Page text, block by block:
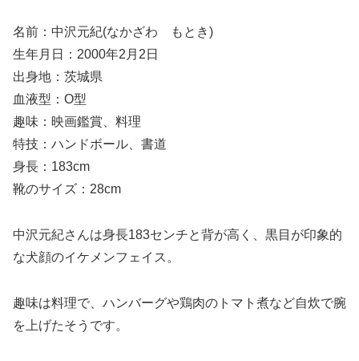
名前：中沢元紀(なかざわ もとき)
生年月日：2000年2月2日
出身地：茨城県
血液型：O型
趣味：映画鑑賞、料理
特技：ハンドボール、書道
身長：183cm
靴のサイズ：28cm
中沢元紀さんは身長183センチと背が高く、黒目が印象的
な犬顔のイケメンフェイス。
趣味は料理で、ハンバーグや鶏肉のトマト煮など自炊で腕
を上げたそうです。